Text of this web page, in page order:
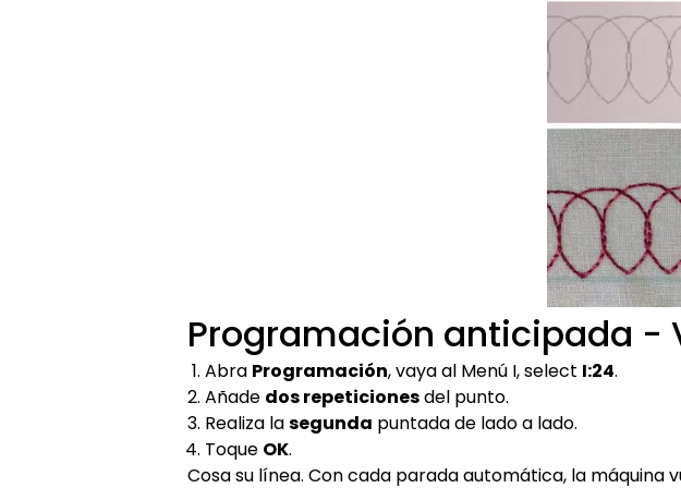
Programación anticipada -
Abra Programación, vaya al Menú I, select I:24.
Añade dos repeticionesdel punto.
Realiza lasegunda puntada de lado a lado.
Toque OK.
Cosa su línea. Con cada parada automática, la